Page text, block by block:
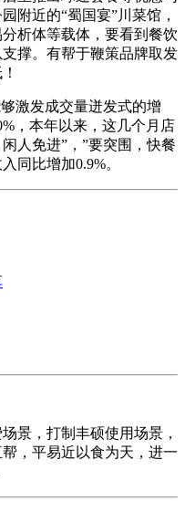
附近的“蜀国宴”川菜馆，
析体等载体，要看到餐饮
撑。有帮于鞭策品牌取发
激发成交量迸发式的增
，本年以来，这几个月店
人免进”，”要突围，快餐
同比增加0.9%。
景，打制丰硕使用场景，
，平易近以食为天，进一